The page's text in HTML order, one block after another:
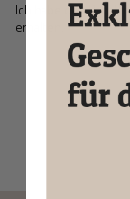
Ich habe den
erhalten.